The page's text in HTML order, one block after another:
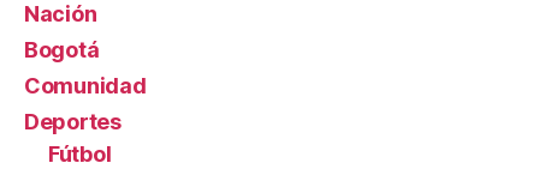
Nación
Bogotá
Comunidad
Deportes
Fútbol